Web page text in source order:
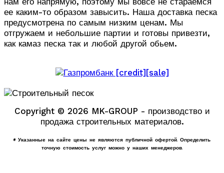
ее каким-то образом завысить. Наша доставка песка
предусмотрена по самым низким ценам. Мы
отгружаем и небольшие партии и готовы привезти,
как камаз песка так и любой другой обьем.
Copyright © 2026 MK-GROUP - производство и
продажа строительных материалов.
* Указанные на сайте цены не являются публичной офертой. Определить
точную стоимость услуг можно у наших менеджеров.